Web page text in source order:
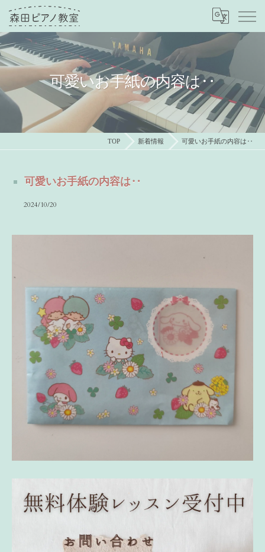
可愛いお手紙の内容は‥
TOP 新着情報 可愛いお手紙の内容は‥
可愛いお手紙の内容は‥
2024/10/20